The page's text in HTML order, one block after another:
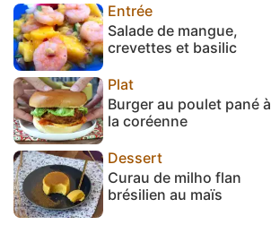
Entrée
Salade de mangue,
crevettes et basilic
Plat
Burger au poulet pané à
la coréenne
Dessert
Curau de milho flan
brésilien au maïs